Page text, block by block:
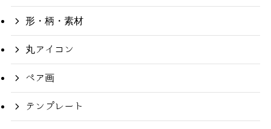
形・柄・素材
丸アイコン
ペア画
テンプレート